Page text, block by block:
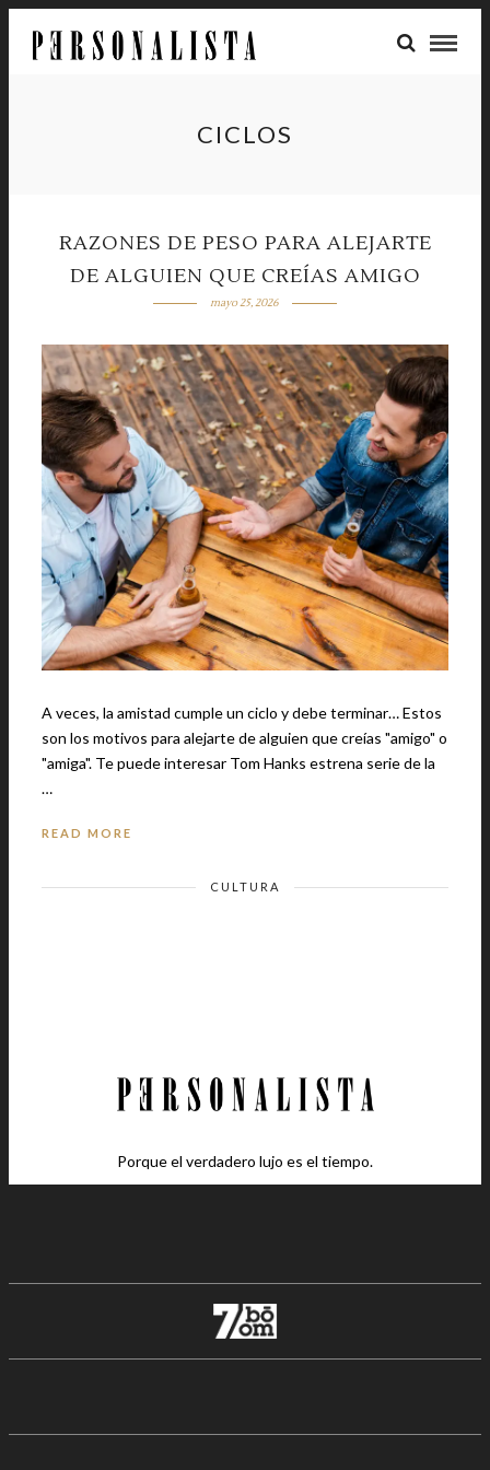
CICLOS
RAZONES DE PESO PARA ALEJARTE
DE ALGUIEN QUE CREÍAS AMIGO
mayo 25, 2026
A veces, la amistad cumple un ciclo y debe terminar… Estos
son los motivos para alejarte de alguien que creías "amigo" o
"amiga". Te puede interesar Tom Hanks estrena serie de la
…
READ MORE
CULTURA
Porque el verdadero lujo es el tiempo.